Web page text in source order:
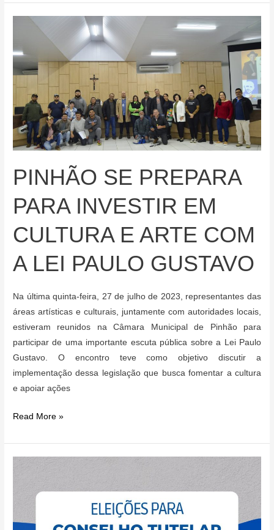
Endemias
realizou
ação
no
Lindouro
PINHÃO SE PREPARA
PARA INVESTIR EM
CULTURA E ARTE COM
A LEI PAULO GUSTAVO
Na última quinta-feira, 27 de julho de 2023, representantes das
áreas artísticas e culturais, juntamente com autoridades locais,
estiveram reunidos na Câmara Municipal de Pinhão para
participar de uma importante escuta pública sobre a Lei Paulo
Gustavo. O encontro teve como objetivo discutir a
implementação dessa legislação que busca fomentar a cultura
e apoiar ações
PINHÃO
PREPARA
E
Read More »